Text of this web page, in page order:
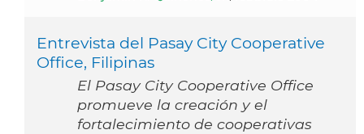
Entrevista del Pasay City Cooperative
Office, Filipinas
El Pasay City Cooperative Office
promueve la creación y el
fortalecimiento de cooperativas